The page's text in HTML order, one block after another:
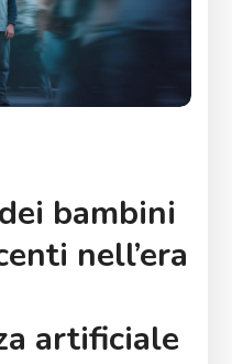
bambini
nell’era
artificiale